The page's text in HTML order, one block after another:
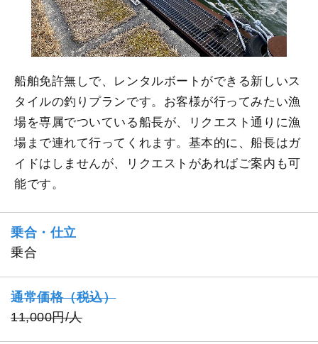
船舶免許無しで、レンタルボートができる新しいス
タイルの釣りプランです。お客様が行ってみたい漁
場を専属でついている船長が、リクエスト通りに漁
場まで連れて行ってくれます。基本的に、船長はガ
イドはしませんが、リクエストがあればご案内も可
能です。
乗合・仕立
乗合
通常価格（税込）
11,000円/人